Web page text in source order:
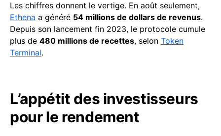
Les chiffres donnent le vertige. En août seulement,
Ethena a généré 54 millions de dollars de revenus.
Depuis son lancement fin 2023, le protocole cumule
plus de 480 millions de recettes, selon Token
Terminal.
L’appétit des investisseurs
pour le rendement